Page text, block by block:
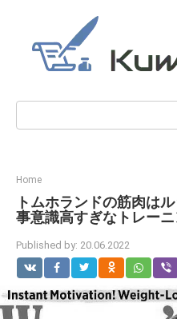
content
Search:
Home
トムホランドの筋肉は
事意識高すぎなトレー
Published by: 20.06.2022